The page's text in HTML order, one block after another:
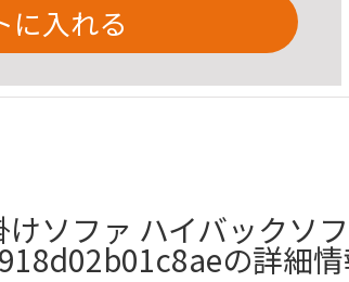
に入れる
ソファ ハイバックソ
の詳細